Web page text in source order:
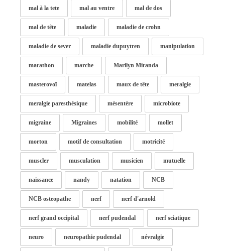
mal à la tete mal au ventre mal de dos
mal de tête maladie maladie de crohn
maladie de sever maladie dupuytren manipulation
marathon marche Marilyn Miranda
masterovoï matelas maux de tête meralgie
meralgie paresthésique mésentère microbiote
migraine Migraines mobilité mollet
morton motif de consultation motricité
muscler musculation musicien mutuelle
naissance nandy natation NCB
NCB osteopathe nerf nerf d'arnold
nerf grand occipital nerf pudendal nerf sciatique
neuro neuropathie pudendal névralgie